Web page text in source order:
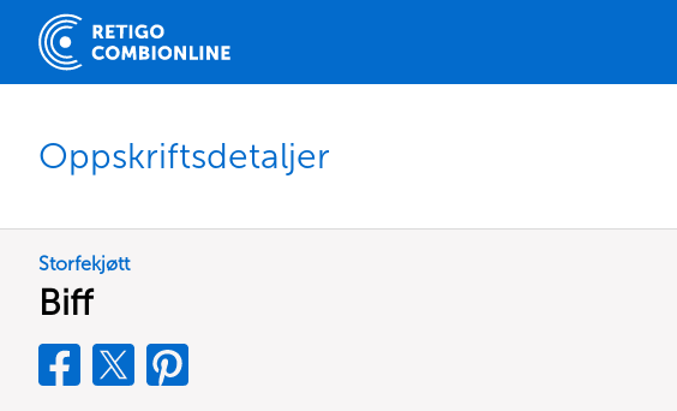
Oppskriftsdetaljer
Storfekjøtt
Biff